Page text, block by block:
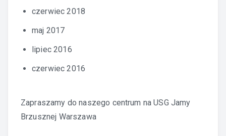
czerwiec 2018
maj 2017
lipiec 2016
czerwiec 2016
Zapraszamy do naszego centrum naUSG Jamy
Brzusznej Warszawa